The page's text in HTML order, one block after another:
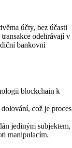
účty, bez účasti
odehrávají v
bankovní
blockchain k
což je proces
jediným subjektem,
manipulacím.